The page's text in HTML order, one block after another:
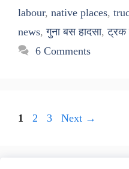
labour, native places,
news,गुना बस हादसा,ट्रक
6 Comments
Page
1 Page
2 Page
3 Next →